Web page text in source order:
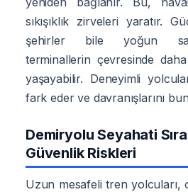
sıkışıklık zirveleri yaratır.
şehirler bile yoğun
terminallerin çevresinde
yaşayabilir. Deneyimli
fark eder ve davranışlarını
Demiryolu Seyahati
Güvenlik Riskleri
Uzun mesafeli tren yolcuları,